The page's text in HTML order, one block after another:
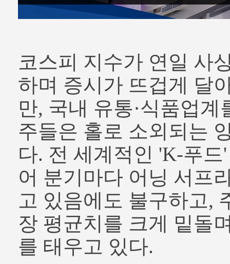
코스피 지수가 연일 사
하며 증시가 뜨겁게 달
만, 국내 유통·식품업
주들은 홀로 소외되는
다. 전 세계적인 'K-푸
어 분기마다 어닝 서프
고 있음에도 불구하고,
장 평균치를 크게 밑돌
를 태우고 있다.